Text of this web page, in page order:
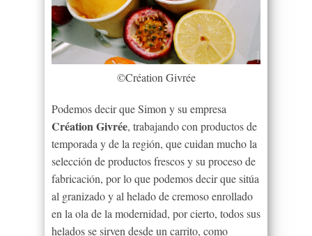
©Création Givrée
Podemos decir queSimony su empresa
Création Givrée, trabajando con productos de
temporada y de la región, que cuidan mucho la
selección de productos frescos y su proceso de
fabricación, por lo que podemos decir que sitúa
al granizado y al helado de cremoso enrollado
en la ola de la modernidad, por cierto, todos sus
helados se sirven desde un carrito, como